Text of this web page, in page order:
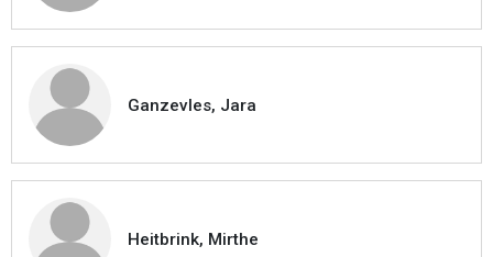
Ganzevles, Jara
Heitbrink, Mirthe